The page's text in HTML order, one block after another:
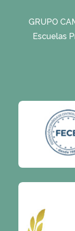
GRUPO
Escuelas